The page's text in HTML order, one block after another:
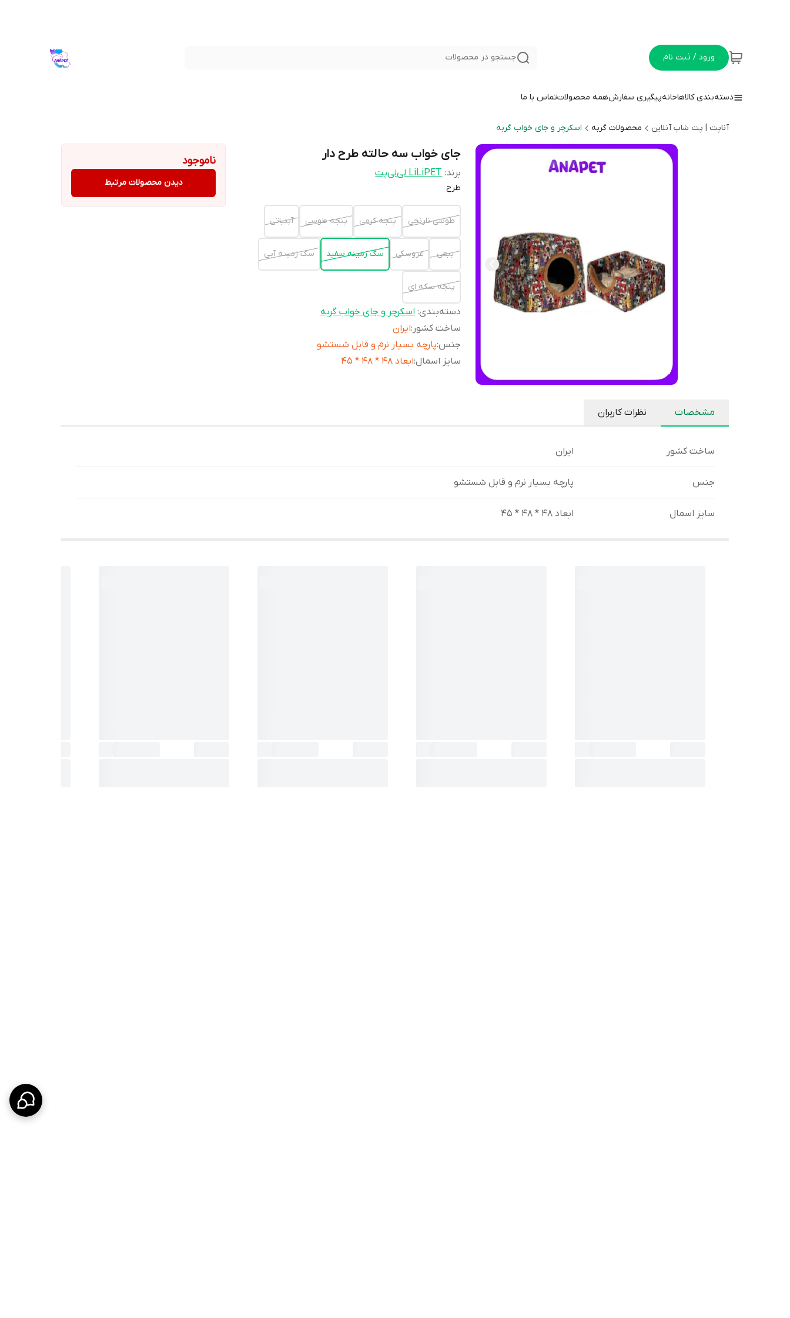
ورود / ثبت نام جستجو در محصولات
دسته‌بندی کالاهاخانهپیگیری سفارشهمه محصولاتتماس با ما
آناپت | پت شاپ آنلاین محصولات گربه اسکرچر و جای خواب گربه
جای خواب سه حالته طرح دار
برند: LiLiPET لی‌لی‌پت
طرح
طوسی نارنجی پنجه کرمی پنجه طوسی آبنباتی
ببعی عروسکی سگ زمینه سفید سگ زمینه آبی
پنجه سکه ای
دسته‌بندی:اسکرچر و جای خواب گربه
ساخت کشور :ایران
جنس:پارچه بسیار نرم و قابل شستشو
سایز اسمال:ابعاد 48 * 48 * 45
ناموجود
دیدن محصولات مرتبط
مشخصات نظرات کاربران
ساخت کشور ایران
جنس پارچه بسیار نرم و قابل شستشو
سایز اسمال ابعاد 48 * 48 * 45